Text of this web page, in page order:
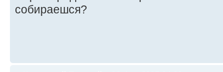
собираешся?